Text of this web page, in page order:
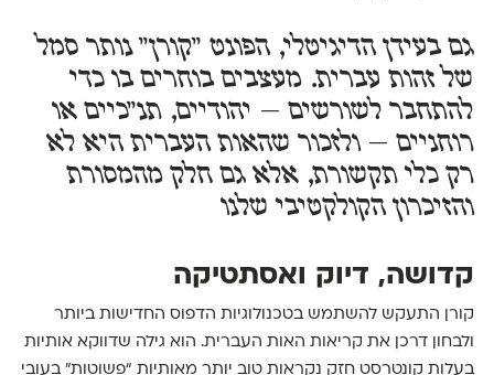
גם בעידן הדיגיטלי, הפונט "קורן" נותר סמל
של זהות עברית. מעצבים בוחרים בו כדי
להתחבר לשורשים – יהודיים, תנ"כיים או
רוחניים – ולזכור שהאות העברית היא לא
רק כלי תקשורת, אלא גם חלק מהמסורת
והזיכרון הקולקטיבי שלנו
קדושה, דיוק ואסתטיקה
קורן התעקש להשתמש בטכנולוגיות הדפוס החדישות ביותר
ולבחון דרכן את קריאות האות העברית. הוא גילה שדווקא אותיות
בעלות קונטרסט חזק נקראות טוב יותר מאותיות “פשוטות” בעובי